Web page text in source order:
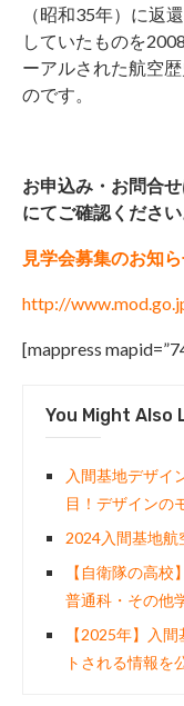
（昭和35年）に返
していたものを
ーアルされた航空
のです。
お申込み・お問合
にてご確認ください
見学会募集のお知ら
http://
[mappress
You Might Also
入間基地デザイ
目！デザインの
2024入間基地航
【自衛隊の高
普通科・その他
【2025年】入
トされる情報を